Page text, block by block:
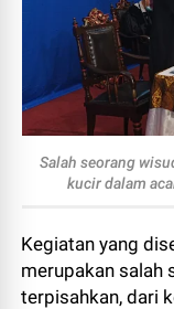
Salah seorang
kucir dalam
Kegiatan yang
merupakan salah
terpisahkan, dari